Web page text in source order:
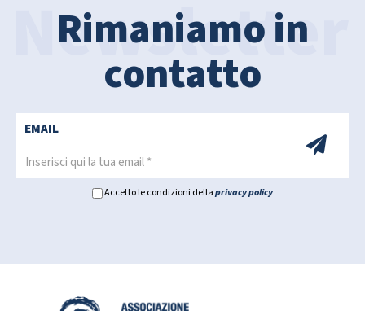
Rimaniamo in
contatto
EMAIL
Accetto le condizioni dellaprivacy policy